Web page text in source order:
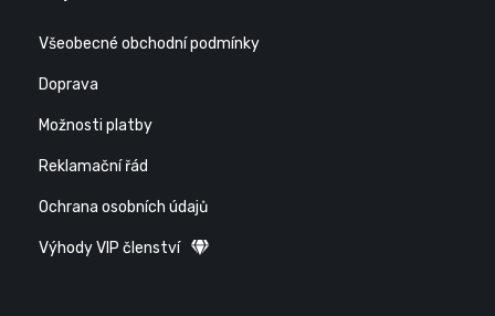
Všeobecné obchodní podmínky
Doprava
Možnosti platby
Reklamační řád
Ochrana osobních údajů
Výhody VIP členství